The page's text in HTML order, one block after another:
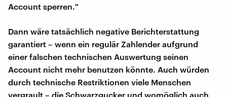
Account sperren."
Dann wäre tatsächlich negative Berichterstattung
garantiert – wenn ein regulär Zahlender aufgrund
einer falschen technischen Auswertung seinen
Account nicht mehr benutzen könnte. Auch würden
durch technische Restriktionen viele Menschen
vergrault – die Schwarzgucker und womöglich auch